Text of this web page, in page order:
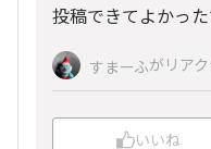
投稿できてよかっ
すまーふがリア
いいね